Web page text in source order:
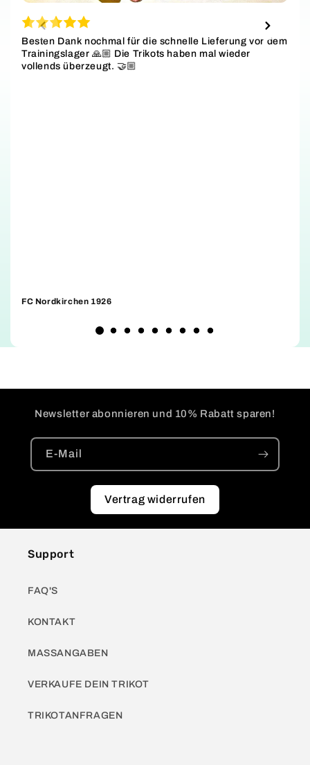
Besten Dank nochmal für die schnelle Lieferung vor dem
Trainingslager 🙏🏼 Die Trikots haben mal wieder
vollends überzeugt. 🤝🏼
FC Nordkirchen 1926
Newsletter abonnieren und 10% Rabatt sparen!
E-Mail
Vertrag widerrufen
Support
FAQ'S
KONTAKT
MASSANGABEN
VERKAUFE DEIN TRIKOT
TRIKOTANFRAGEN